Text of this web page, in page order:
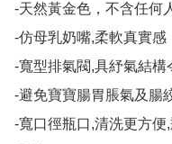
-天然黃金色，不含任何
-仿母乳奶嘴,柔軟真實感
-寬型排氣閥,具紓氣結構
-避免寶寶腸胃脹氣及腸
-寬口徑瓶口,清洗更方便